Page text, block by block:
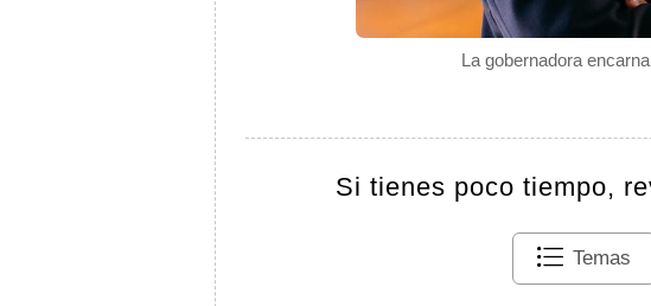
La gobernadora
Si tienes poco tiempo,
Temas